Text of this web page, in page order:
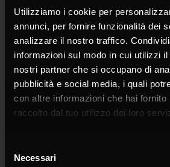
Utilizziamo i cookie per
annunci, per fornire funzionalità dei
analizzare il nostro traffico.
informazioni sul modo in cui utilizzi
nostri partner che si occupano di
pubblicità e social media, i quali
con altre informazioni che hai fornito
raccolto dal tuo utilizzo dei loro
delNecessari
Email *